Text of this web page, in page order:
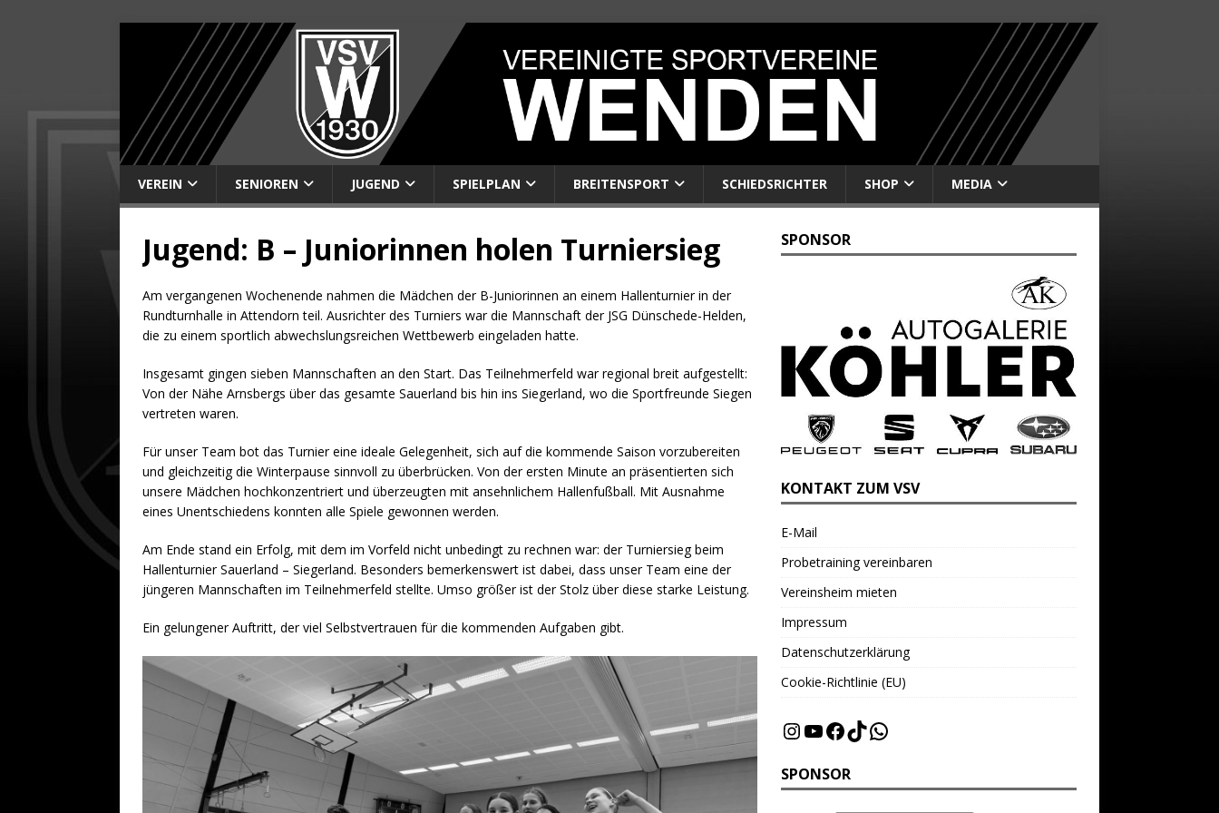
VEREIN SENIOREN JUGEND SPIELPLAN BREITENSPORT SCHIEDSRICHTER SHOP MEDIA
Jugend: B – Juniorinnen holen Turniersieg
Am vergangenen Wochenende nahmen die Mädchen der B-Juniorinnen an einem Hallenturnier in der
Rundturnhalle in Attendorn teil. Ausrichter des Turniers war die Mannschaft der JSG Dünschede-Helden,
die zu einem sportlich abwechslungsreichen Wettbewerb eingeladen hatte.
Insgesamt gingen sieben Mannschaften an den Start. Das Teilnehmerfeld war regional breit aufgestellt:
Von der Nähe Arnsbergs über das gesamte Sauerland bis hin ins Siegerland, wo die Sportfreunde Siegen
vertreten waren.
Für unser Team bot das Turnier eine ideale Gelegenheit, sich auf die kommende Saison vorzubereiten
und gleichzeitig die Winterpause sinnvoll zu überbrücken. Von der ersten Minute an präsentierten sich
unsere Mädchen hochkonzentriert und überzeugten mit ansehnlichem Hallenfußball. Mit Ausnahme
eines Unentschiedens konnten alle Spiele gewonnen werden.
Am Ende stand ein Erfolg, mit dem im Vorfeld nicht unbedingt zu rechnen war: der Turniersieg beim
Hallenturnier Sauerland – Siegerland. Besonders bemerkenswert ist dabei, dass unser Team eine der
jüngeren Mannschaften im Teilnehmerfeld stellte. Umso größer ist der Stolz über diese starke Leistung.
Ein gelungener Auftritt, der viel Selbstvertrauen für die kommenden Aufgaben gibt.
SPONSOR
KONTAKT ZUM VSV
E-Mail
Probetraining vereinbaren
Vereinsheim mieten
Impressum
Datenschutzerklärung
Cookie-Richtlinie (EU)
SPONSOR